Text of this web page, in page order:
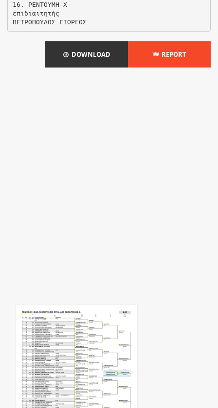
16. ΡΕΝΤΟΥΜΗ Χ
επιδιαιτητής
ΠΕΤΡΟΠΟΥΛΟΣ ΓΙΩΡΓΟΣ
DOWNLOAD REPORT